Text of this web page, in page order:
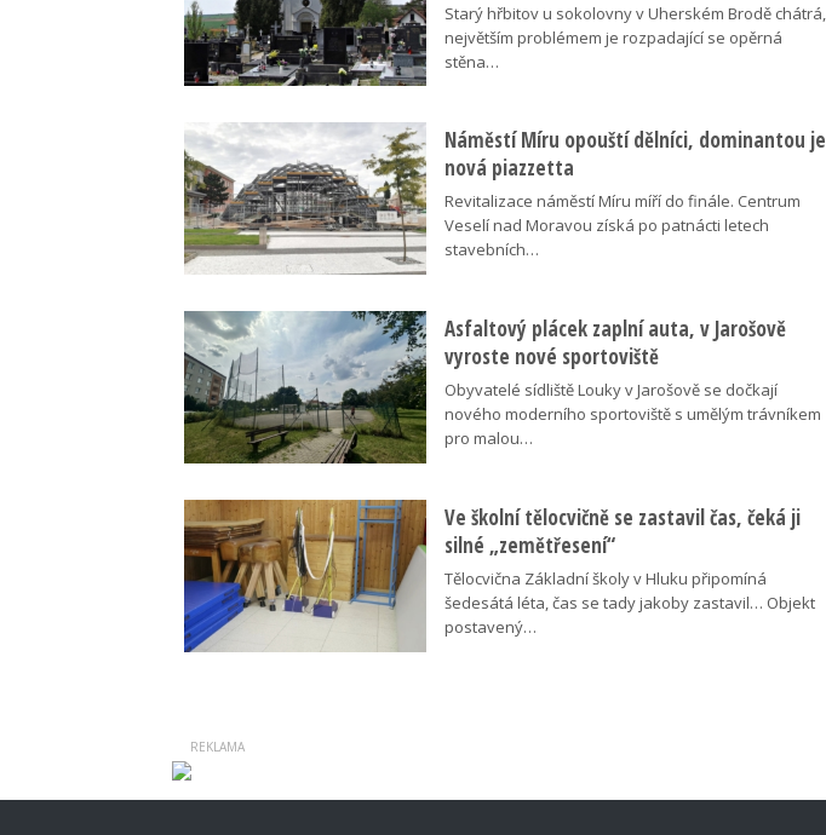
Starý hřbitov u sokolovny v Uherském Brodě chátrá,
největším problémem je rozpadající se opěrná
stěna…
Náměstí Míru opouští dělníci, dominantou je
nová piazzetta
Revitalizace náměstí Míru míří do finále. Centrum
Veselí nad Moravou získá po patnácti letech
stavebních…
Asfaltový plácek zaplní auta, v Jarošově
vyroste nové sportoviště
Obyvatelé sídliště Louky v Jarošově se dočkají
nového moderního sportoviště s umělým trávníkem
pro malou…
Ve školní tělocvičně se zastavil čas, čeká ji
silné „zemětřesení“
Tělocvična Základní školy v Hluku připomíná
šedesátá léta, čas se tady jakoby zastavil… Objekt
postavený…